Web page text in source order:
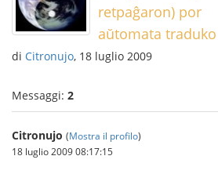
retpaĝaron) por
aŭtomata traduko
di Citronujo, 18 luglio 2009
Messaggi: 2
Citronujo (Mostra il profilo)
18 luglio 2009 08:17:15